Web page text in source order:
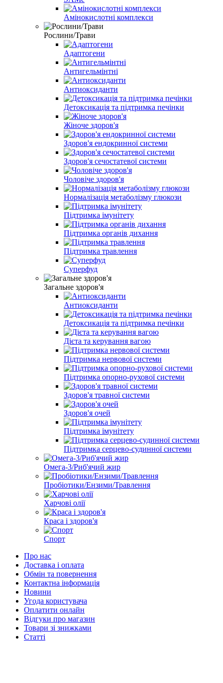
Амінокислотні комплекси
Рослини/Трави
Адаптогени
Антигельмінтні
Антиоксиданти
Детоксикація та підтримка печінки
Жіноче здоров'я
Здоров'я ендокринної системи
Здоров'я сечостатевої системи
Чоловіче здоров'я
Нормалізація метаболізму глюкози
Підтримка імунітету
Підтримка органів дихання
Підтримка травлення
Суперфуд
Загальне здоров'я
Антиоксиданти
Детоксикація та підтримка печінки
Дієта та керування вагою
Підтримка нервової системи
Підтримка опорно-рухової системи
Здоров'я травної системи
Здоров'я очей
Підтримка імунітету
Підтримка серцево-судинної системи
Омега-3/Риб'ячий жир
Пробіотики/Ензими/Травлення
Харчові олії
Краса і здоров'я
Спорт
Про нас
Доставка і оплата
Обмін та повернення
Контактна інформація
Новини
Угода користувача
Оплатити онлайн
Відгуки про магазин
Товари зі знижками
Статті